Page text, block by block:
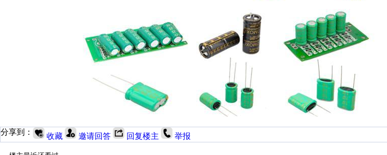
分享到： 收藏 邀请回答 回复楼主 举报